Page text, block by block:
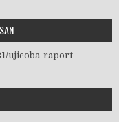
ujicoba-raport-